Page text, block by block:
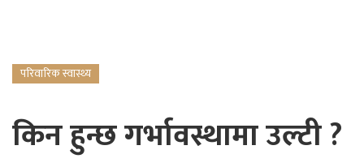
परिवारिक स्वास्थ्य
किन हुन्छ गर्भावस्थामा उल्टी ?